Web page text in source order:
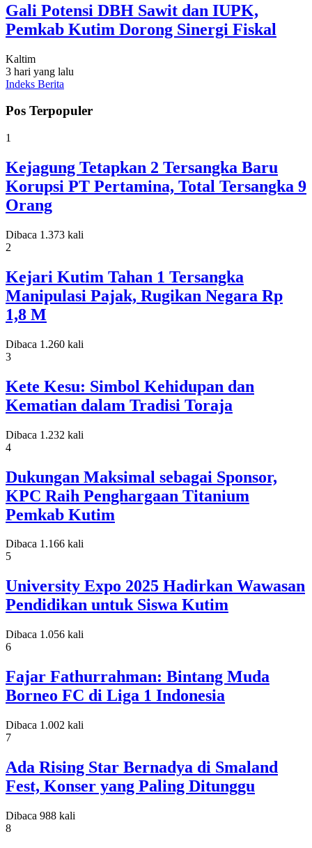
Gali Potensi DBH Sawit dan IUPK,
Pemkab Kutim Dorong Sinergi Fiskal
Kaltim
3 hari yang lalu
Indeks Berita
Pos Terpopuler
1
Kejagung Tetapkan 2 Tersangka Baru
Korupsi PT Pertamina, Total Tersangka 9
Orang
Dibaca 1.373 kali
2
Kejari Kutim Tahan 1 Tersangka
Manipulasi Pajak, Rugikan Negara Rp
1,8 M
Dibaca 1.260 kali
3
Kete Kesu: Simbol Kehidupan dan
Kematian dalam Tradisi Toraja
Dibaca 1.232 kali
4
Dukungan Maksimal sebagai Sponsor,
KPC Raih Penghargaan Titanium
Pemkab Kutim
Dibaca 1.166 kali
5
University Expo 2025 Hadirkan Wawasan
Pendidikan untuk Siswa Kutim
Dibaca 1.056 kali
6
Fajar Fathurrahman: Bintang Muda
Borneo FC di Liga 1 Indonesia
Dibaca 1.002 kali
7
Ada Rising Star Bernadya di Smaland
Fest, Konser yang Paling Ditunggu
Dibaca 988 kali
8